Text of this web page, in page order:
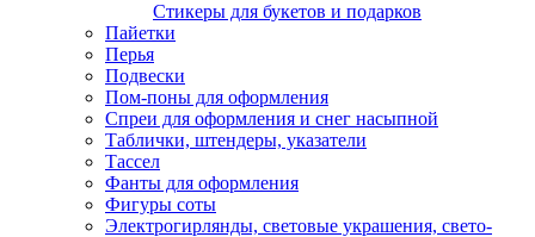
Стикеры для букетов и подарков
Пайетки
Перья
Подвески
Пом-поны для оформления
Спреи для оформления и снег насыпной
Таблички, штендеры, указатели
Тассел
Фанты для оформления
Фигуры соты
Электрогирлянды, световые украшения, свето-